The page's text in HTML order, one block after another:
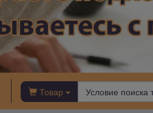
Товар